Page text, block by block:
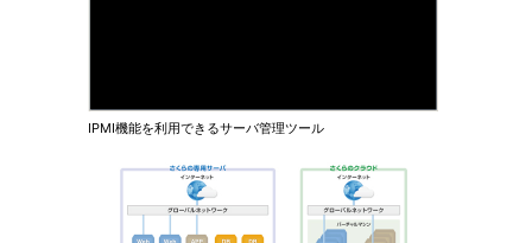
IPMI機能を利用できるサーバ管理ツール